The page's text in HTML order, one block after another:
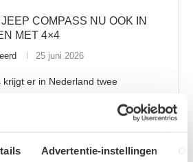
Advertentie-instellingen
COMPASS NU OOK IN
MET 4×4
25 juni 2026
krijgt er in Nederland twee
uitvoering zijn nu ook de
Long Range en de volledig
4xe te bestellen. De ene kiest